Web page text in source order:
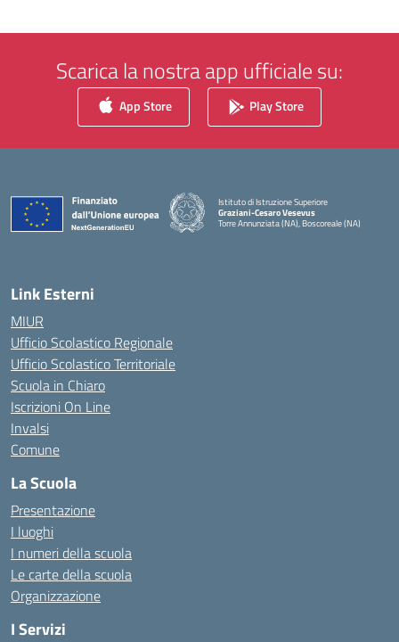
Scarica la nostra app ufficiale su:
App Store Play Store
Istituto di Istruzione Superiore
Graziani-Cesaro Vesevus
Torre Annunziata (NA), Boscoreale (NA)
Link Esterni
MIUR
Ufficio Scolastico Regionale
Ufficio Scolastico Territoriale
Scuola in Chiaro
Iscrizioni On Line
Invalsi
Comune
La Scuola
Presentazione
I luoghi
I numeri della scuola
Le carte della scuola
Organizzazione
I Servizi